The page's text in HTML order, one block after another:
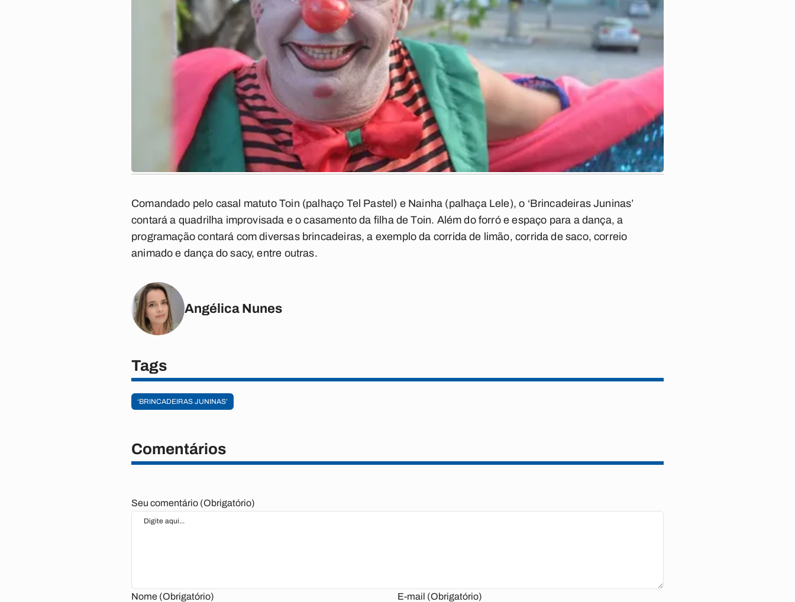
Comandado pelo casal matuto Toin (palhaço Tel Pastel) e Nainha (palhaça Lele), o ‘Brincadeiras Juninas’
contará a quadrilha improvisada e o casamento da filha de Toin. Além do forró e espaço para a dança, a
programação contará com diversas brincadeiras, a exemplo da corrida de limão, corrida de saco, correio
animado e dança do sacy, entre outras.
Angélica Nunes
Tags
‘BRINCADEIRAS JUNINAS’
Comentários
Seu comentário (Obrigatório)
Nome (Obrigatório) E-mail (Obrigatório)